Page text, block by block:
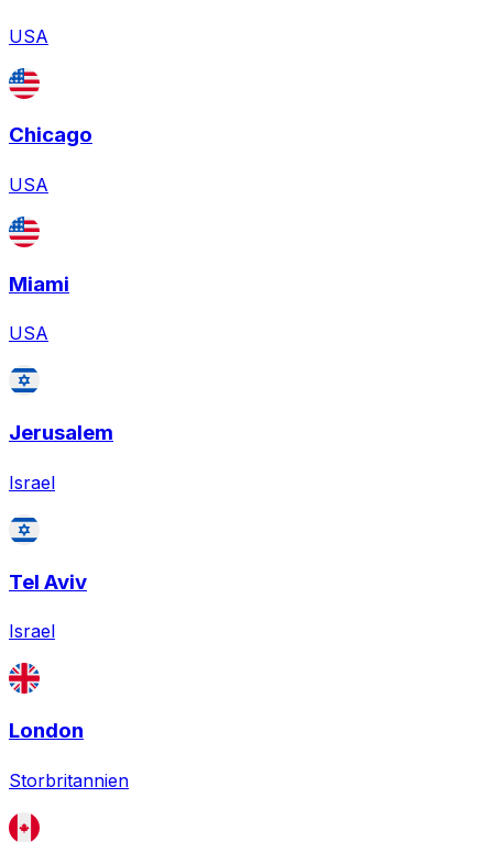
USA
Chicago
USA
Miami
USA
Jerusalem
Israel
Tel Aviv
Israel
London
Storbritannien